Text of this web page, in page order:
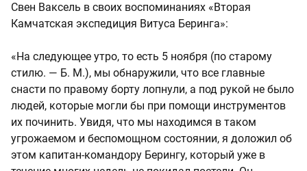
Свен Ваксель в своих воспоминаниях «Вторая
Камчатская экспедиция Витуса Беринга»:
«На следующее утро, то есть 5 ноября (по старому
стилю. — Б. М.), мы обнаружили, что все главные
снасти по правому борту лопнули, а под рукой не было
людей, которые могли бы при помощи инструментов
их починить. Увидя, что мы находимся в таком
угрожаемом и беспомощном состоянии, я доложил об
этом капитан-командору Берингу, который уже в